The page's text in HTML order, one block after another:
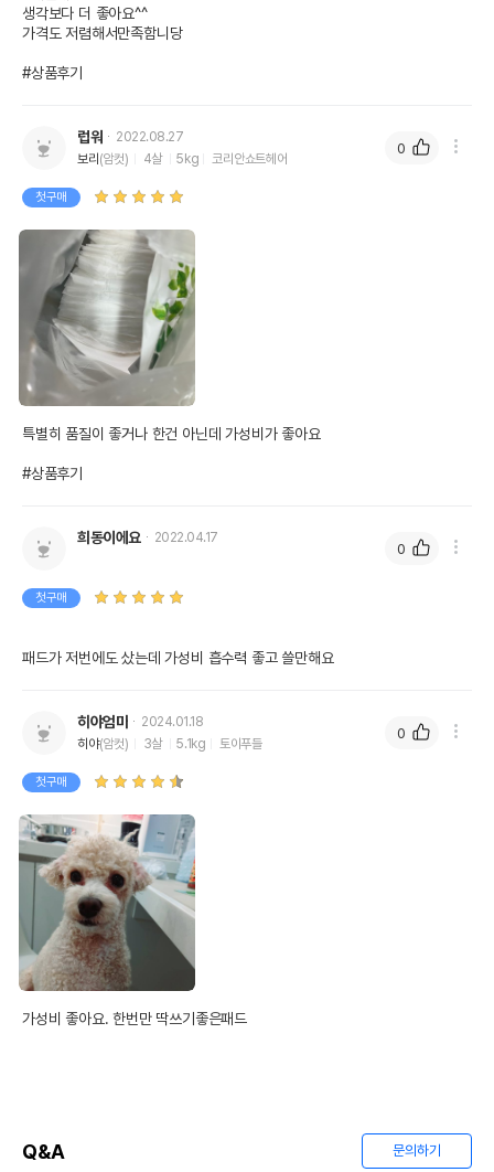
상품 필수 정보
품명 및 모델명
법에 의한 인증,허가 등을
받았음을 확인할수 있는
AS책임자와 전화번호
또는 소비자상담 관련
생각보다 더 좋아요^^
가격도 저렴해서만족함니당
#상품후기
럽워
2022.08.27
보리 (암컷) 4살 5kg 코리안쇼트헤어
첫구매
특별히 품질이 좋거나 한건 아닌데 가성비가 좋아요
#상품후기
0
희동이에요 2022.04.17
첫구매
패드가 저번에도 샀는데 가성비 흡수력 좋고 쓸만해요
0
히야엄마
2024.01.18
히야(암컷) 3살 5.1kg 토이푸들
첫구매
가성비 좋아요. 한번만 딱쓰기좋은패드
0
Q&A 문의하기